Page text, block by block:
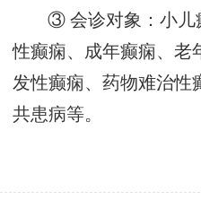
③ 会诊对象：小儿
性癫痫、成年癫痫、老
发性癫痫、药物难治性
共患病等。